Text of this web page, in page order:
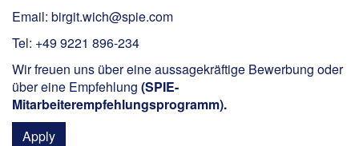
Email: birgit.wich@spie.com
Tel: +49 9221 896-234
Wir freuen uns über eine aussagekräftige Bewerbung oder
über eine Empfehlung (SPIE-
Mitarbeiterempfehlungsprogramm).
Apply